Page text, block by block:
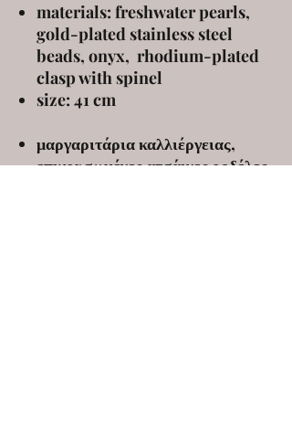
materials: freshwater pearls,
gold-plated stainless steel
beads, onyx, rhodium-plated
clasp with spinel
size: 41 cm
μαργαριτάρια καλλιέργειας,
επιχρυσωμένες ατσάινες ροδέλες,